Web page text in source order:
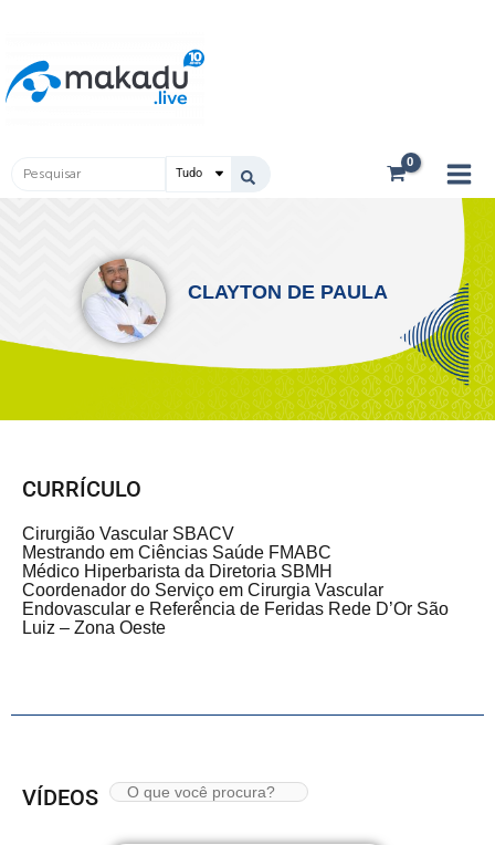
conteúdo
Pesquisar
CLAYTON DE PAULA
CURRÍCULO
Cirurgião Vascular SBACV
Mestrando em Ciências Saúde FMABC
Médico Hiperbarista da Diretoria SBMH
Coordenador do Serviço em Cirurgia Vascular
Endovascular e Referência de Feridas Rede D’Or São
Luiz – Zona Oeste
VÍDEOS